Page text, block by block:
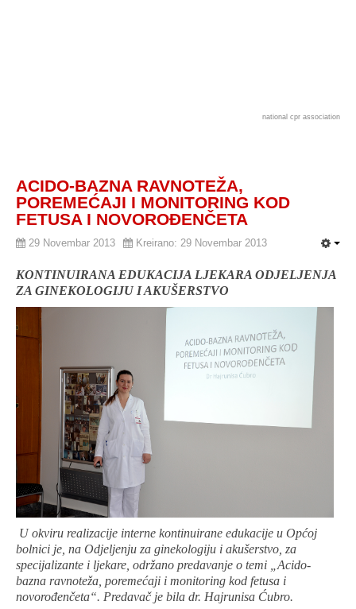
national cpr association
ACIDO-BAZNA RAVNOTEŽA,
POREMEĆAJI I MONITORING KOD
FETUSA I NOVOROĐENČETA
29 Novembar 2013 Kreirano: 29 Novembar 2013
KONTINUIRANA EDUKACIJA LJEKARA ODJELJENJA
ZA GINEKOLOGIJU I AKUŠERSTVO
U okviru realizacije interne kontinuirane edukacije u Općoj
bolnici je, na Odjeljenju za ginekologiju i akušerstvo, za
specijalizante i ljekare, održano predavanje o temi „Acido-
bazna ravnoteža, poremećaji i monitoring kod fetusa i
novorođenčeta“. Predavač je bila dr. Hajrunisa Ćubro.